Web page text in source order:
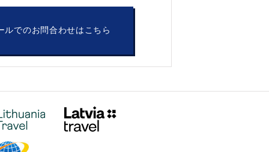
ルでのお問合わせはこちら